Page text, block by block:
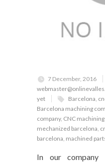
7 December, 2016
yet
Barcelona,
Barcelona machining
company, CNC
mechanized barcelona,
barcelona, machined
In our company